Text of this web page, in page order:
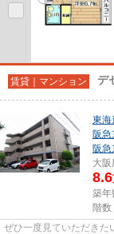
賃貸｜マンション デ
東海
阪急
阪急
大阪
8.6
築年
階数
ぜひ一度見ていただきた